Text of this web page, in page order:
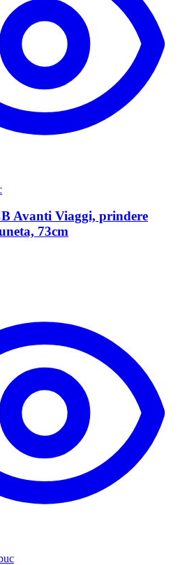
Avanti Viaggi, prindere
73cm